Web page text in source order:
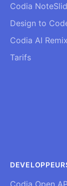
Codia
Design to
Codia AI Remix
Tarifs
Codia Open